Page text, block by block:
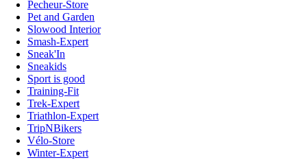
Pecheur-Store
Pet and Garden
Slowood Interior
Smash-Expert
Sneak'In
Sneakids
Sport is good
Training-Fit
Trek-Expert
Triathlon-Expert
TripNBikers
Vélo-Store
Winter-Expert